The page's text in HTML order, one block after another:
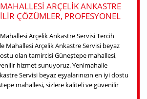
ARÇELIK ANKASTRE
ÇÖZÜMLER, PROFESYONEL
Arçelik Ankastre Servisi Tercih
Mahallesi Arçelik Ankastre Servisi beyaz
olan tamircisi Güneştepe mahallesi,
hizmet sunuyoruz. Yenimahalle
Servisi beyaz eşyalarınızın en iyi dostu
mahallesi, sizlere kaliteli ve güvenilir